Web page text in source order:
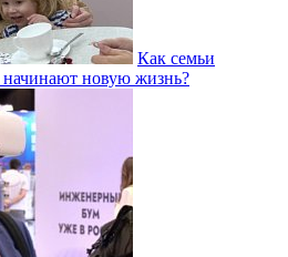
Как семьи
новую жизнь?